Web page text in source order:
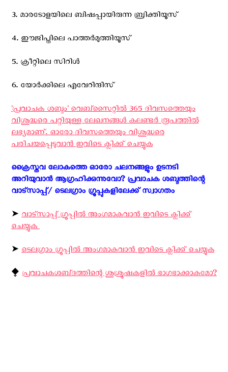
3. മാര‍ടോളയിലെ ബിഷപ്പായിരുന്ന ബ്രിക്തിയൂസ്
4. ഈജിപ്തിലെ പാത്തര്‍മുത്തിയൂസ്
5. ക്രീറ്റിലെ സിറിള്‍
6. യോര്‍ക്കിലെ എവേറിന്ദിസ്
'പ്രവാചക ശബ്ദം' വെബ്സൈറ്റില്‍ 365 ദിവസത്തെയും
വിശുദ്ധരെ പറ്റിയുള്ള ലേഖനങ്ങള്‍ കലണ്ടര്‍ രൂപത്തില്‍
ലഭ്യമാണ്. ഓരോ ദിവസത്തെയും വിശുദ്ധരെ
പരിചയപ്പെടുവാന്‍ ഇവിടെ ക്ലിക്ക് ചെയ്യുക
ക്രൈസ്തവ ലോകത്തെ ഓരോ ചലനങ്ങളും ഉടനടി
അറിയുവാന്‍ ആഗ്രഹിക്കുന്നുവോ? പ്രവാചക ശബ്ദത്തിന്റെ
വാട്സാപ്പ്/ ടെലഗ്രാം ഗ്രൂപ്പുകളിലേക്ക് സ്വാഗതം ‍
➤ വാട്സാപ്പ് ഗ്രൂപ്പിൽ അംഗമാകുവാൻ ഇവിടെ ക്ലിക്ക്
ചെയ്യുക
➤ ടെലഗ്രാം ഗ്രൂപ്പിൽ അംഗമാകുവാൻ ഇവിടെ ക്ലിക്ക് ചെയ്യുക
⧪ പ്രവാചകശബ്‌ദത്തിന്റെ ശുശ്രൂഷകളില്‍ ഭാഗഭാക്കാകുമോ?